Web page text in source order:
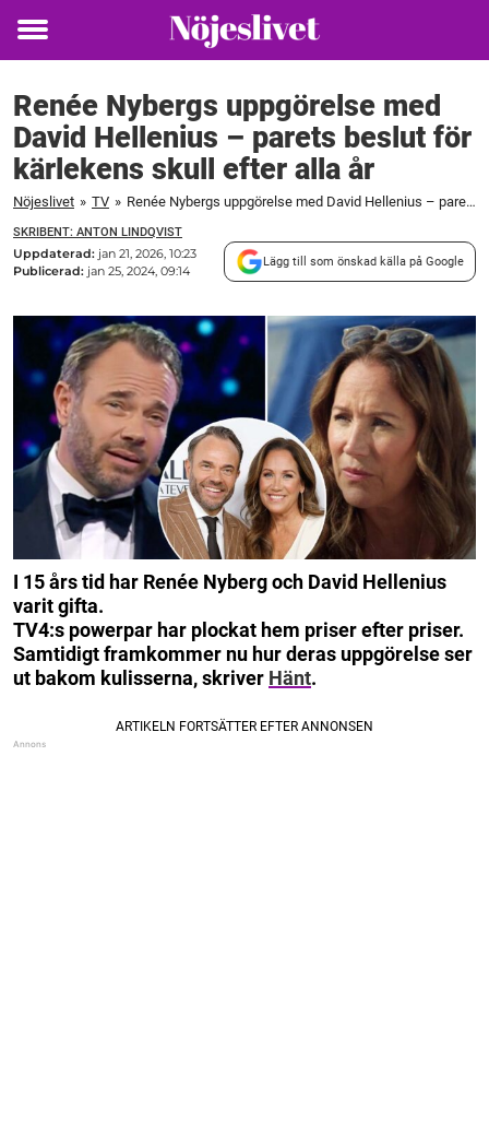
Toggle
Renée Nybergs uppgörelse med
David Hellenius – parets beslut för
kärlekens skull efter alla år
Nöjeslivet » TV » Renée Nybergs uppgörelse med David Hellenius – parets beslut för kärlekens skull efter alla år
SKRIBENT: ANTON LINDQVIST
Uppdaterad: jan 21, 2026, 10:23
Publicerad: jan 25, 2024, 09:14
Lägg till som önskad källa på Google
I 15 års tid har Renée Nyberg och David Hellenius
varit gifta.
TV4:s powerpar har plockat hem priser efter priser.
Samtidigt framkommer nu hur deras uppgörelse ser
ut bakom kulisserna, skriver Hänt.